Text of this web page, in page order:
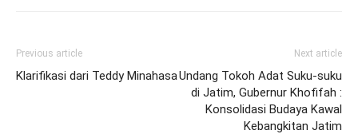
Previous article
Klarifikasi dari Teddy Minahasa
Next article
Undang Tokoh Adat Suku-suku
di Jatim, Gubernur Khofifah :
Konsolidasi Budaya Kawal
Kebangkitan Jatim